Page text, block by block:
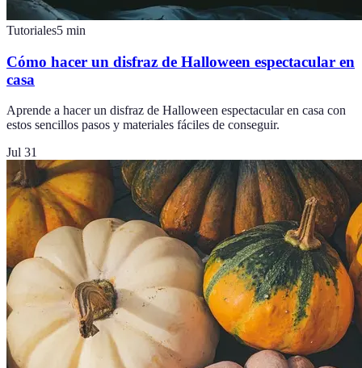
Tutoriales5 min
Cómo hacer un disfraz de Halloween espectacular en
casa
Aprende a hacer un disfraz de Halloween espectacular en casa con
estos sencillos pasos y materiales fáciles de conseguir.
Jul 31